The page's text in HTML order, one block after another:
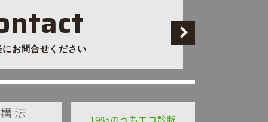
にお問合せください
1985のうちエコ診断